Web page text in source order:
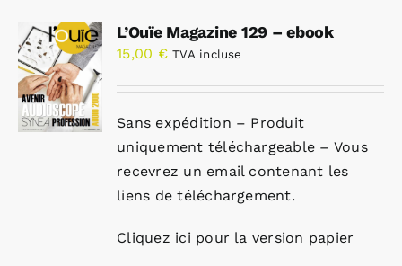
L’Ouïe Magazine 129 – ebook
15,00 € TVA incluse
Sans expédition – Produit
uniquement téléchargeable – Vous
recevrez un email contenant les
liens de téléchargement.
Cliquez ici pour la version papier